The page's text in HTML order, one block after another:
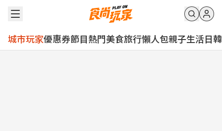
城市玩家優惠券節目熱門美食旅行懶人包親子生活日韓